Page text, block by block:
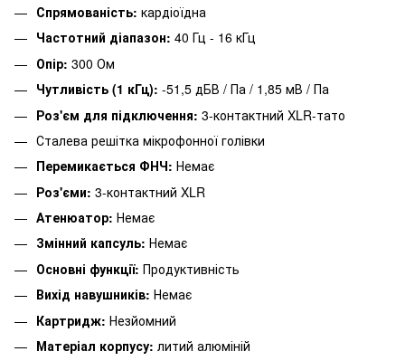
Спрямованість: кардіоїдна
Частотний діапазон: 40 Гц - 16 кГц
Опір: 300 Ом
Чутливість (1 кГц): -51,5 дБВ / Па / 1,85 мВ / Па
Роз'єм для підключення: 3-контактний XLR-тато
Сталева решітка мікрофонної голівки
Перемикається ФНЧ: Немає
Роз'єми: 3-контактний XLR
Атенюатор: Немає
Змінний капсуль: Немає
Основні функції: Продуктивність
Вихід навушників: Немає
Картридж: Незйомний
Матеріал корпусу: литий алюміній